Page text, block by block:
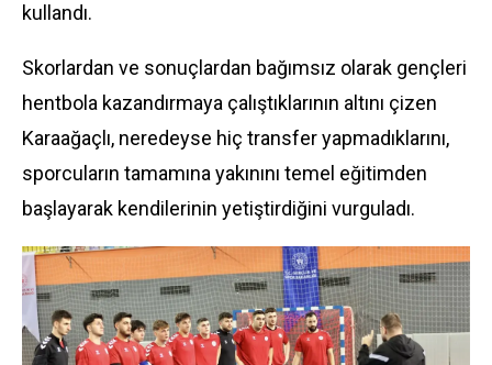
kullandı.
Skorlardan ve sonuçlardan bağımsız olarak gençleri
hentbola kazandırmaya çalıştıklarının altını çizen
Karaağaçlı, neredeyse hiç transfer yapmadıklarını,
sporcuların tamamına yakınını temel eğitimden
başlayarak kendilerinin yetiştirdiğini vurguladı.